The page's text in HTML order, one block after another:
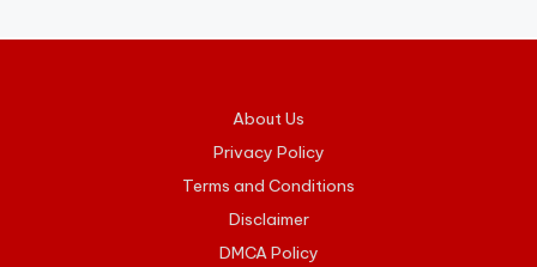
About Us
Privacy Policy
Terms and Conditions
Disclaimer
DMCA Policy